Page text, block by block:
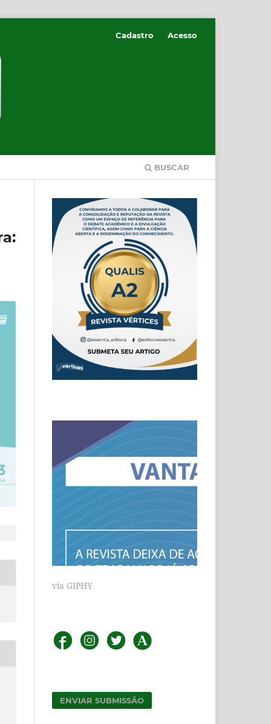
BUSCAR
Cadastro Acesso
via GIPHY
ENVIAR SUBMISSÃO